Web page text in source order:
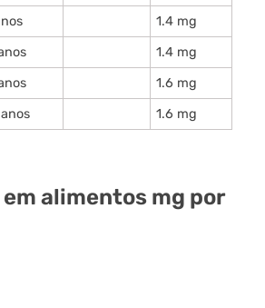
1.4 mg
1.4 mg
1.6 mg
1.6 mg
alimentos mg por